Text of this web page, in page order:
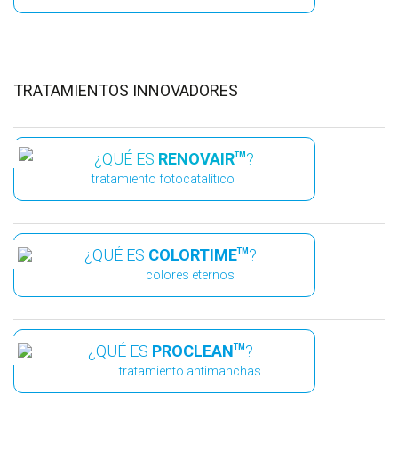
TRATAMIENTOS INNOVADORES
¿QUÉ ES RENOVAIRTM ?
tratamiento fotocatalítico
¿QUÉ ES COLORTIMETM ?
colores eternos
¿QUÉ ES PROCLEANTM ?
tratamiento antimanchas